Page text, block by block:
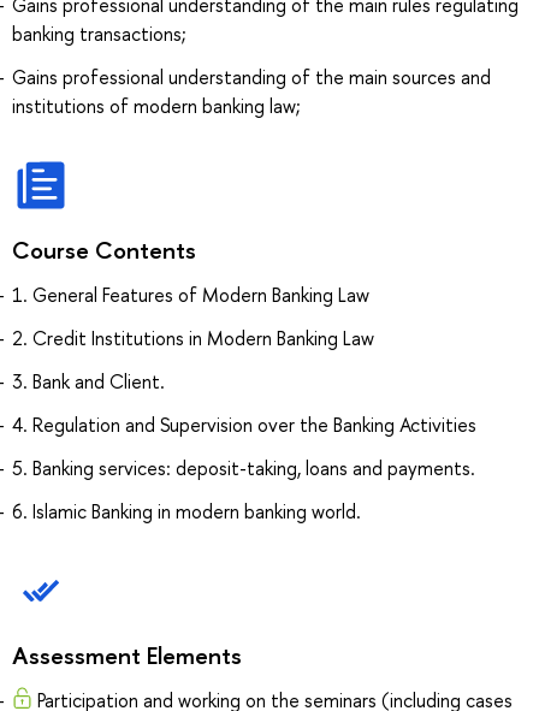
banking transactions;
Gains professional understanding of the main sources and
institutions of modern banking law;
Course Contents
1. General Features of Modern Banking Law
2. Credit Institutions in Modern Banking Law
3. Bank and Client.
4. Regulation and Supervision over the Banking Activities
5. Banking services: deposit-taking, loans and payments.
6. Islamic Banking in modern banking world.
Assessment Elements
Participation and working on the seminars (including cases